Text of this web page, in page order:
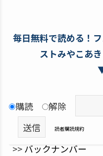
毎日無料で読める！
ストみやこあ
購読 解除
読者購読規約
>>バックナンバー